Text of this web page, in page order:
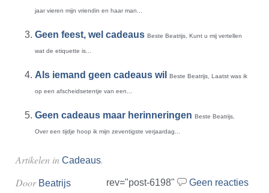
jaar vieren mijn vriendin en haar man...
Geen feest, wel cadeaus Beste Beatrijs, Kunt u mij vertellen
wat de etiquette is...
Als iemand geen cadeaus wil Beste Beatrijs, Laatst was ik
op een afscheidsetentje van een...
Geen cadeaus maar herinneringen Beste Beatrijs,
Over een tijdje hoop ik mijn zeventigste verjaardag...
Artikelen in Cadeaus.
rev="post-6198" Geen reacties
Door Beatrijs